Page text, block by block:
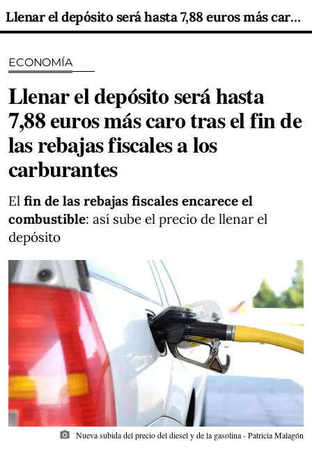
Llenar el depósito será hasta 7,88 euros más caro tras el fin de las rebajas fiscales a los carburantes
ECONOMÍA
Llenar el depósito será hasta
7,88 euros más caro tras el fin de
las rebajas fiscales a los
carburantes
El fin de las rebajas fiscales encarece el
combustible: así sube el precio de llenar el
depósito
photo_camera Nueva subida del precio del diesel y de la gasolina - Patricia Malagón